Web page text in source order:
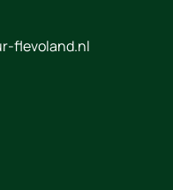
flevoland.nl